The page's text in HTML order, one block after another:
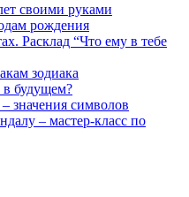
своими руками
рождения
Расклад “Что ему в тебе
зодиака
в будущем?
значения символов
– мастер-класс по